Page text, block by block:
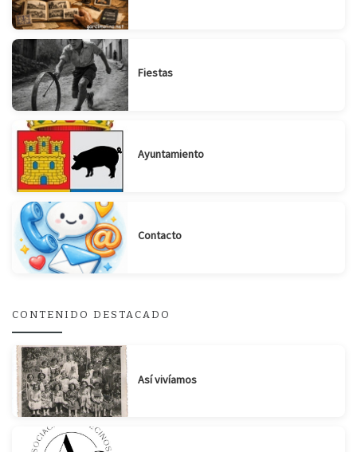
Fiestas
Ayuntamiento
Contacto
CONTENIDO DESTACADO
Así vivíamos
Suscribirse